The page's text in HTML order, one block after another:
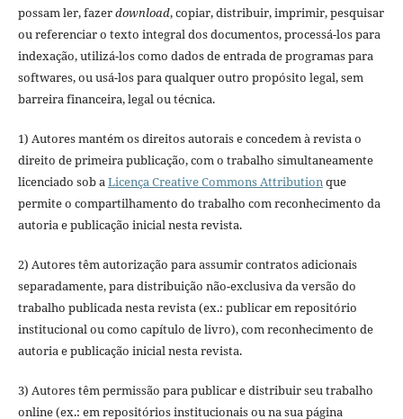
possam ler, fazerdownload, copiar, distribuir, imprimir, pesquisar
ou referenciar o texto integral dos documentos, processá-los para
indexação, utilizá-los como dados de entrada de programas para
softwares, ou usá-los para qualquer outro propósito legal, sem
barreira financeira, legal ou técnica.
1) Autores mantém os direitos autorais e concedem à revista o
direito de primeira publicação, com o trabalho simultaneamente
licenciado sob aLicença Creative Commons Attributionque
permite o compartilhamento do trabalho com reconhecimento da
autoria e publicação inicial nesta revista.
2) Autores têm autorização para assumir contratos adicionais
separadamente, para distribuição não-exclusiva da versão do
trabalho publicada nesta revista (ex.: publicar em repositório
institucional ou como capítulo de livro), com reconhecimento de
autoria e publicação inicial nesta revista.
3) Autores têm permissão para publicar e distribuir seu trabalho
online (ex.: em repositórios institucionais ou na sua página